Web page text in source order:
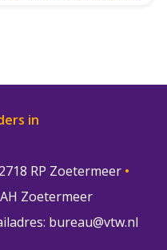
in
RP Zoetermeer •
Zoetermeer
bureau@vtw.nl